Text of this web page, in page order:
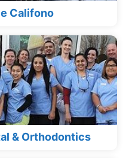
Califono
& Orthodontics